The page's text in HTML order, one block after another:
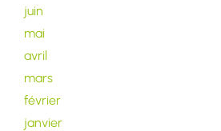
juin
mai
avril
mars
février
janvier